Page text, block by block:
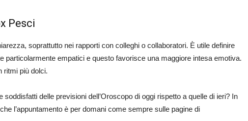
Pesci
soprattutto nei rapporti con colleghi o collaboratori. È utile definire
particolarmente empatici e questo favorisce una maggiore intesa emotiva.
ritmi più dolci.
soddisfatti delle previsioni dell’Oroscopo di oggi rispetto a quelle di ieri? In
l’appuntamento è per domani come sempre sulle pagine di